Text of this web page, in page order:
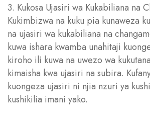
3. Kukosa Ujasiri wa Kukabiliana na
Kukimbizwa na kuku pia kunaweza
na ujasiri wa kukabiliana na
kuwa ishara kwamba unahitaji
kiroho ili kuwa na uwezo wa
kimaisha kwa ujasiri na subira.
kuongeza ujasiri ni njia nzuri ya
kushikilia imani yako.